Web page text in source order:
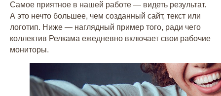
Самое приятное в нашей работе — видеть результат.
А это нечто большее, чем созданный сайт, текст или
логотип. Ниже — наглядный пример того, ради чего
коллектив Релкама ежедневно включает свои рабочие
мониторы.